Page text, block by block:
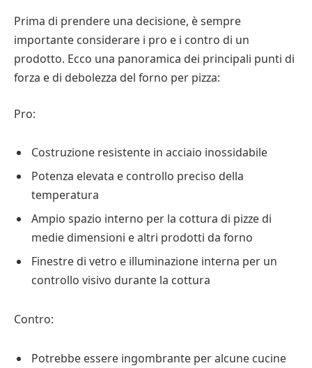
Prima di prendere una decisione, è sempre
importante considerare i pro e i contro di un
prodotto. Ecco una panoramica dei principali punti di
forza e di debolezza del forno per pizza:
Pro:
Costruzione resistente in acciaio inossidabile
Potenza elevata e controllo preciso della
temperatura
Ampio spazio interno per la cottura di pizze di
medie dimensioni e altri prodotti da forno
Finestre di vetro e illuminazione interna per un
controllo visivo durante la cottura
Contro:
Potrebbe essere ingombrante per alcune cucine